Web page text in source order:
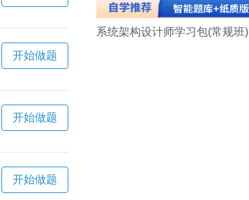
开始做题
开始做题
开始做题
系统架构设计师学习包(常规班)